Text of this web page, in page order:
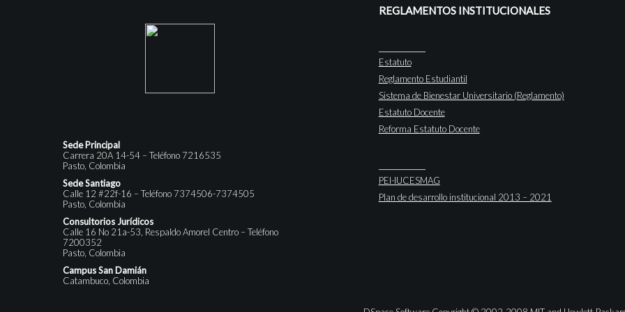
Sede Principal
Carrera 20A 14-54 – Teléfono 7216535
Pasto, Colombia
Sede Santiago
Calle 12 #22f-16 – Teléfono 7374506-7374505
Pasto, Colombia
Consultorios Jurídicos
Calle 16 No 21a-53, Respaldo Amorel Centro – Teléfono
7200352
Pasto, Colombia
Campus San Damián
Catambuco, Colombia
REGLAMENTOS INSTITUCIONALES
Estatuto
Reglamento Estudiantil
Sistema de Bienestar Universitario (Reglamento)
Estatuto Docente
Reforma Estatuto Docente
PEI-IUCESMAG
Plan de desarrollo institucional 2013 – 2021